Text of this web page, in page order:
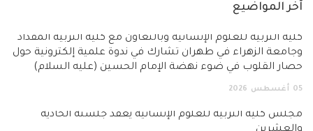
آخر المواضيع
كلية التربية للعلوم الإنسانية وبالتعاون مع كلية التربية المقداد
وجامعة الزهراء في طهران تشارك في ندوة علمية إلكترونية حول
حصار القلوب في ضوء نهضة الإمام الحسين (عليه السلام)
05 أغسطس 2026
مجلس كلية التربية للعلوم الإنسانية يعقد جلسته الحادية